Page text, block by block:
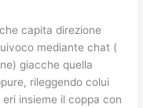
capita direzione
mediante chat (
giacche quella
rileggendo colui
insieme il coppa con